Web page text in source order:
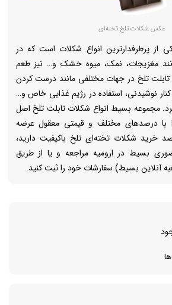
عکس شکلات تلخ تخته‌ای
از پرطرفدارترین انواع شکلات است که در
مغزیجات، نمک، میوه خشک و… نیز طعم
تلخ در جهات مختلفی مانند درست کردن
نوشیدنی، استفاده در رژیم غذایی خاص و…
مجموعه بسیط انواع شکلات تابلت تلخ اصل
با درصدهای مختلف و قیمتی معقول عرضه
خرید شکلات تخته‌ای تلخ باکیفیت دارید،
بسیط در ارومیه مراجعه و یا از طریق
آنلاین بسیط) سفارشات خود را ثبت کنید.